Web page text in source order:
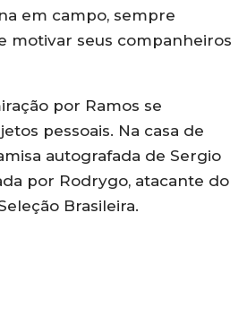
em campo, sempre
motivar seus companheiros
por Ramos se
pessoais. Na casa de
autografada de Sergio
por Rodrygo, atacante do
Brasileira.